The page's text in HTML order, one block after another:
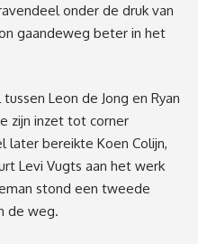
onder de druk van
gaandeweg beter in het
Leon de Jong en Ryan
zijn inzet tot corner
later bereikte Koen Colijn,
Levi Vugts aan het werk
stond een tweede
de weg.